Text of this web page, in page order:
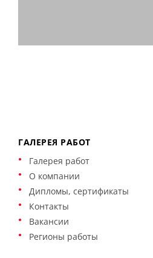
ГАЛЕРЕЯ РАБОТ
Галерея работ
О компании
Дипломы, сертификаты
Контакты
Вакансии
Регионы работы